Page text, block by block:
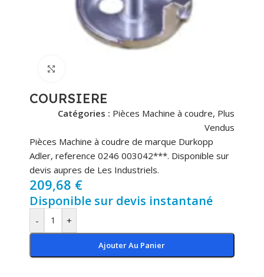
COURSIERE
Catégories : Pièces Machine à coudre, Plus
Vendus
Pièces Machine à coudre de marque Durkopp
Adler, reference 0246 003042***. Disponible sur
devis aupres de Les Industriels.
209,68 €
Disponible sur devis instantané
- +
Ajouter Au Panier